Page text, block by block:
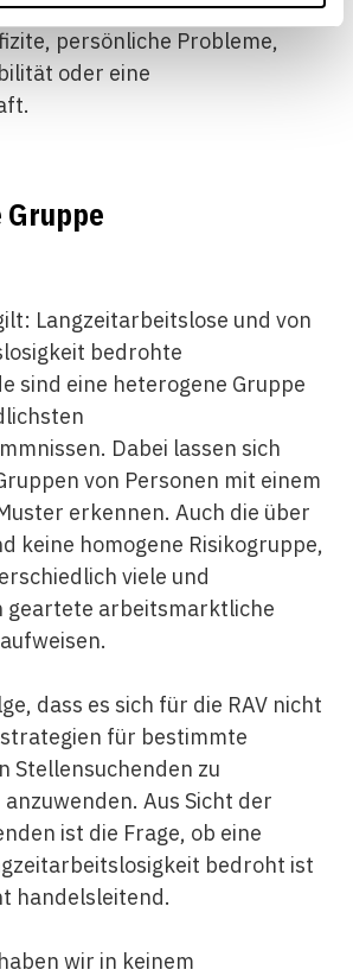
gehören beispielsweise
persönliche Probleme,
oder eine
Langzeitarbeitslose und von
bedrohte
sind eine heterogene Gruppe
Dabei lassen sich
von Personen mit einem
erkennen. Auch die über
keine homogene Risikogruppe,
viele und
geartete arbeitsmarktliche
dass es sich für die RAV nicht
für bestimmte
Stellensuchenden zu
Aus Sicht der
ist die Frage, ob eine
bedroht ist
handelsleitend.
wir in keinem